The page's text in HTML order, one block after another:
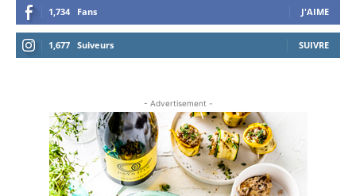
1,734 Fans J'AIME
1,677 Suiveurs SUIVRE
- Advertisement -